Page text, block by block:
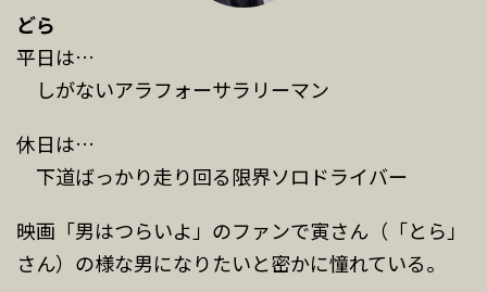
どら
平日は…
しがないアラフォーサラリーマン
休日は…
下道ばっかり走り回る限界ソロドライバー
映画「男はつらいよ」のファンで寅さん（「とら」
さん）の様な男になりたいと密かに憧れている。